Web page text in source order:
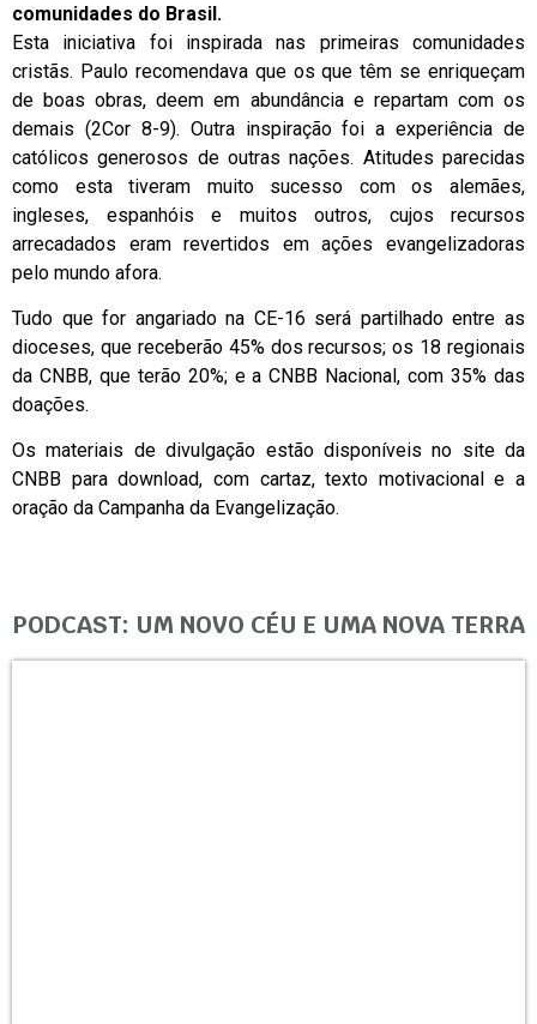
comunidades do Brasil.
Esta iniciativa foi inspirada nas primeiras comunidades
cristãs. Paulo recomendava que os que têm se enriqueçam
de boas obras, deem em abundância e repartam com os
demais (2Cor 8-9). Outra inspiração foi a experiência de
católicos generosos de outras nações. Atitudes parecidas
como esta tiveram muito sucesso com os alemães,
ingleses, espanhóis e muitos outros, cujos recursos
arrecadados eram revertidos em ações evangelizadoras
pelo mundo afora.
Tudo que for angariado na CE-16 será partilhado entre as
dioceses, que receberão 45% dos recursos; os 18 regionais
da CNBB, que terão 20%; e a CNBB Nacional, com 35% das
doações.
Os materiais de divulgação estão disponíveis no site da
CNBB para download, com cartaz, texto motivacional e a
oração da Campanha da Evangelização.
PODCAST: UM NOVO CÉU E UMA NOVA TERRA